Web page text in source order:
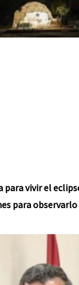
para vivir el
para